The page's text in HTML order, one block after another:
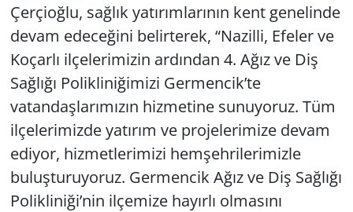
Çerçioğlu, sağlık yatırımlarının kent genelinde
devam edeceğini belirterek, “Nazilli, Efeler ve
Koçarlı ilçelerimizin ardından 4. Ağız ve Diş
Sağlığı Polikliniğimizi Germencik’te
vatandaşlarımızın hizmetine sunuyoruz. Tüm
ilçelerimizde yatırım ve projelerimize devam
ediyor, hizmetlerimizi hemşehrilerimizle
buluşturuyoruz. Germencik Ağız ve Diş Sağlığı
Polikliniği’nin ilçemize hayırlı olmasını